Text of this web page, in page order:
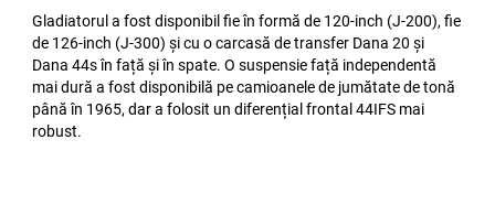
Gladiatorul a fost disponibil fie în formă de 120-inch (J-200), fie
de 126-inch (J-300) și cu o carcasă de transfer Dana 20 și
Dana 44s în față și în spate. O suspensie față independentă
mai dură a fost disponibilă pe camioanele de jumătate de tonă
până în 1965, dar a folosit un diferențial frontal 44IFS mai
robust.